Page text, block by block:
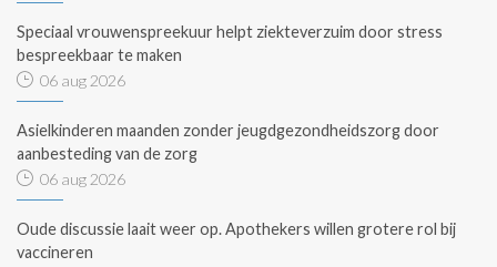
Speciaal vrouwenspreekuur helpt ziekteverzuim door stress
bespreekbaar te maken
06 aug 2026
Asielkinderen maanden zonder jeugdgezondheidszorg door
aanbesteding van de zorg
06 aug 2026
Oude discussie laait weer op. Apothekers willen grotere rol bij
vaccineren